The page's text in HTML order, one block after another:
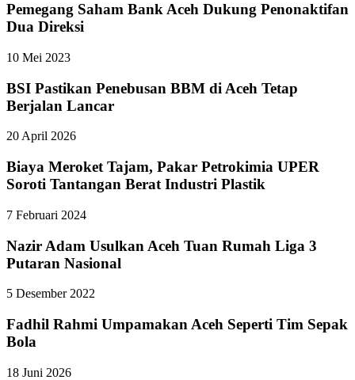
Pemegang Saham Bank Aceh Dukung Penonaktifan
Dua Direksi
10 Mei 2023
BSI Pastikan Penebusan BBM di Aceh Tetap
Berjalan Lancar
20 April 2026
Biaya Meroket Tajam, Pakar Petrokimia UPER
Soroti Tantangan Berat Industri Plastik
7 Februari 2024
Nazir Adam Usulkan Aceh Tuan Rumah Liga 3
Putaran Nasional
5 Desember 2022
Fadhil Rahmi Umpamakan Aceh Seperti Tim Sepak
Bola
18 Juni 2026